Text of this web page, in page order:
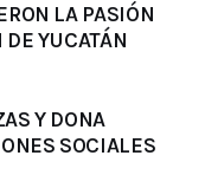
LA PASIÓN
YUCATÁN
Y DONA
SOCIALES